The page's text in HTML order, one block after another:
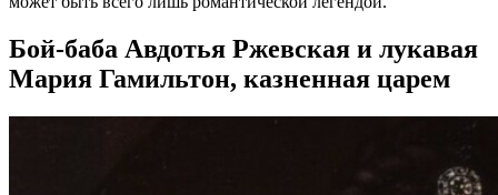
Бой-баба Авдотья Ржевская и лукавая
Мария Гамильтон, казненная царем